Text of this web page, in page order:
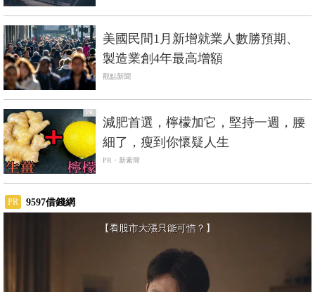
美國民間1月新增就業人數勝預期、
製造業創4年最高增額
觀點新聞
PR
減肥首選，檸檬加它，堅持一週，腰
細了，瘦到你懷疑人生
PR・新素簡
PR 9597借錢網